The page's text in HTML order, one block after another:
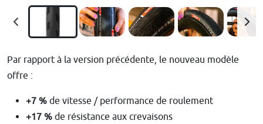
Par rapport à la version précédente, le nouveau modèle
offre :
+7 % de vitesse / performance de roulement
+17 % de résistance aux crevaisons